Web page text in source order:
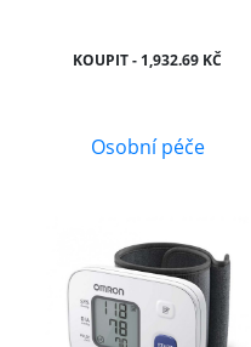
KOUPIT - 1,932.69 KČ
Osobní péče